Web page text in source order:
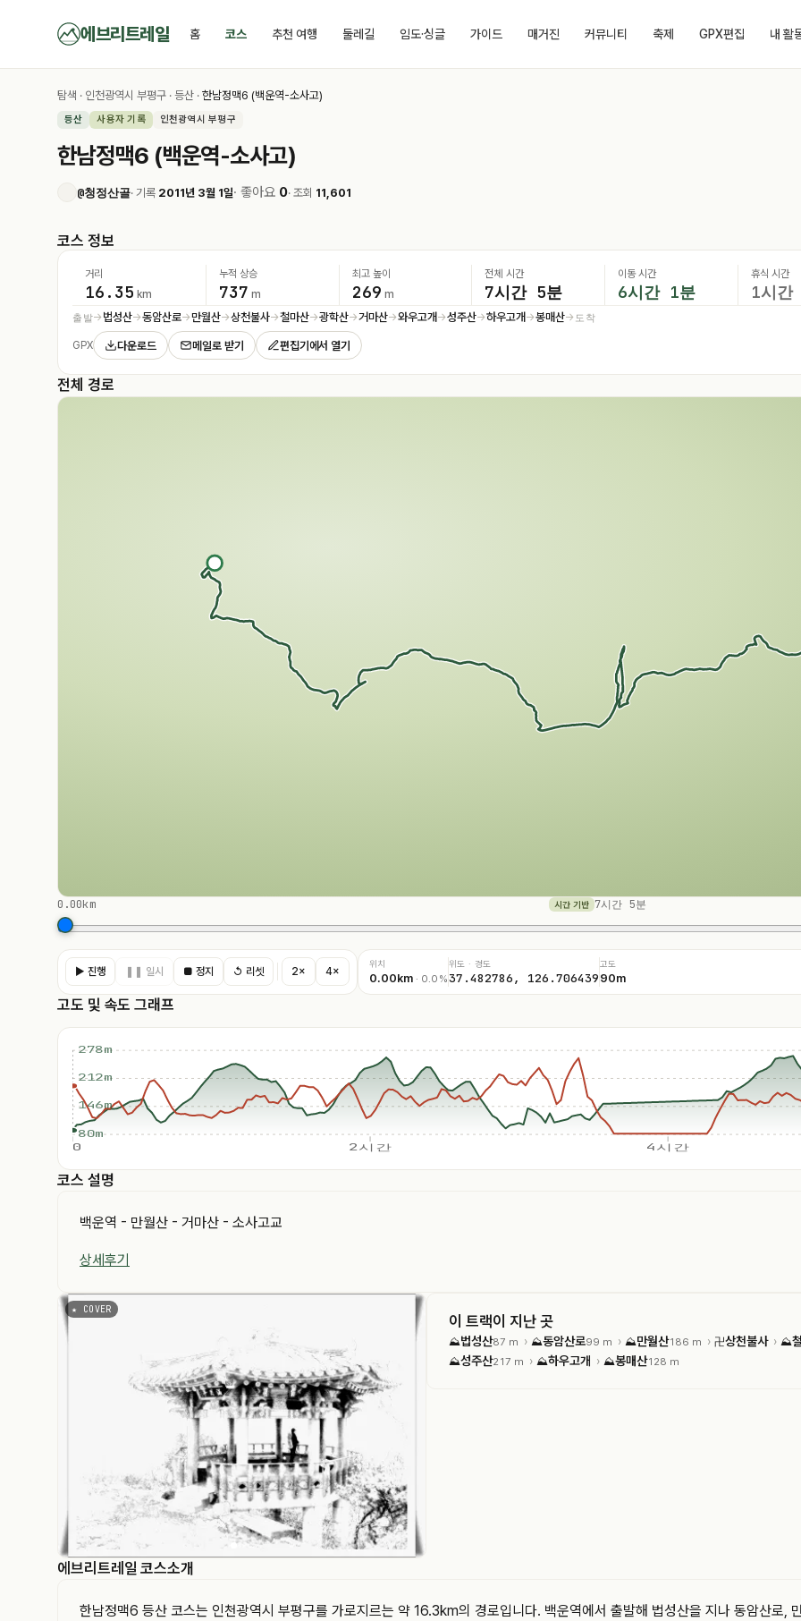
에브리트레일 홈 코스 추천 여행 둘레길 임도·싱글 가이드 매거진 커뮤니티 축제 GPX편집 내 활
탐색 · 인천광역시 부평구 · 등산 · 한남정맥6 (백운역-소사고)
등산 사용자 기록 인천광역시 부평구
한남정맥6 (백운역-소사고)
@청정산골· 기록 2011년 3월 1일· 좋아요 0· 조회 11,601
코스 정보
거리
16.35 km
누적 상승
737 m
최고 높이
269 m
전체 시간
7시간 5분
이동 시간
6시간 1분
휴식 시간
1시간
출발→ 법성산→동암산로→만월산→상천불사→철마산→광학산→거마산→와우고개 →성주산→하우고개 →봉매산→ 도착
GPX 다운로드 메일로 받기 편집기에서 열기
전체 경로
0.00km 시간 기반 7시간 5분
▶ 진행 ❚❚ 일시 ■ 정지 ↺ 리셋 2× 4×
위치
0.00km · 0.0%
위도 · 경도
37.482786, 126.706439
고도
90m
고도 및 속도 그래프
0 2시간 4시간
278m
212m
146m
80m
코스 설명
백운역 - 만월산 - 거마산 - 소사고교
상세후기
★ COVER
이 트랙이 지난 곳
⛰법성산87 m › ⛰동암산로99 m › ⛰만월산186 m › 卍상천불사 › ⛰
⛰성주산217 m › ⛰하우고개 › ⛰봉매산128 m
에브리트레일 코스소개
한남정맥6 등산 코스는 인천광역시 부평구를 가로지르는 약 16.3km의 경로입니다. 백운역에서 출발해 법성산을 지나 동암산로,